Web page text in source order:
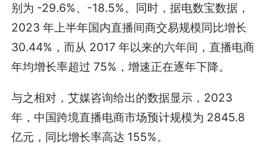
别为 -29.6%、-18.5%。同时，据电数宝数据，
2023 年上半年国内直播间商交易规模同比增长
30.44%，而从 2017 年以来的六年间，直播电商
年均增长率超过 75%，增速正在逐年下降。
与之相对，艾媒咨询给出的数据显示，2023
年，中国跨境直播电商市场预计规模为 2845.8
亿元，同比增长率高达 155%。